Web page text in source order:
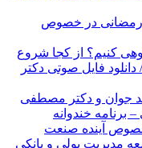
رمضانی در خصوص
کنیم؟ از کجا شروع
فایل صوتی دکتر
جوان و دکتر مصطفی
خندوانه
خصوص آینده صنعت
مدیریت پولی و بانکی